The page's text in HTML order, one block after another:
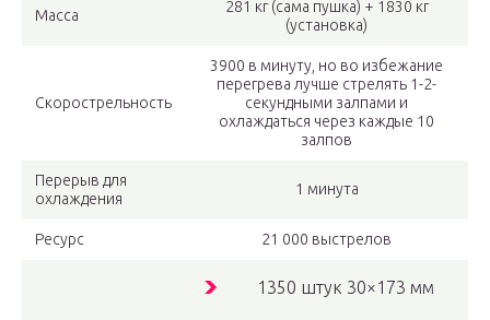
Масса
281 кг (сама пушка) + 1830 кг
(установка)
Скорострельность
3900 в минуту, но во избежание
перегрева лучше стрелять 1-2-
секундными залпами и
охлаждаться через каждые 10
залпов
Перерыв для
охлаждения
1 минута
Ресурс 21 000 выстрелов
1350 штук 30×173 мм